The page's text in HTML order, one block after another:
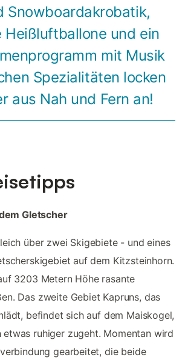
Snowboardakrobatik,
Heißluftballone und ein
mit Musik
Spezialitäten locken
aus Nah und Fern an!
Gletscher
über zwei Skigebiete - und eines
auf dem Kitzsteinhorn.
3203 Metern Höhe rasante
Das zweite Gebiet Kapruns, das
befindet sich auf dem Maiskogel,
ruhiger zugeht. Momentan wird
gearbeitet, die beide